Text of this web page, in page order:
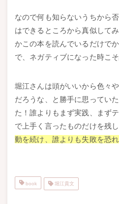
なので何も知らないうちから
はできるところから真似して
かこの本を読んでいるだけで
で、ネガティブになった時こ
堀江さんは頭がいいから色々
だろうな、と勝手に思ってい
た！誰よりもまず実践、まず
で上手く言ったものだけを残
動を続け、誰よりも失敗を恐
book 堀江貴文